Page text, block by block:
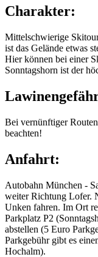
Charakter:
Mittelschwierige
ist das Gelände etwas
Hier können bei einer
Sonntagshorn ist der
Bei vernünftiger
beachten!
Anfahrt:
Autobahn München -
weiter Richtung Lofer.
Unken fahren. Im Ort
Parkplatz P2
abstellen (5 Euro
Parkgebühr gibt es
Hochalm).